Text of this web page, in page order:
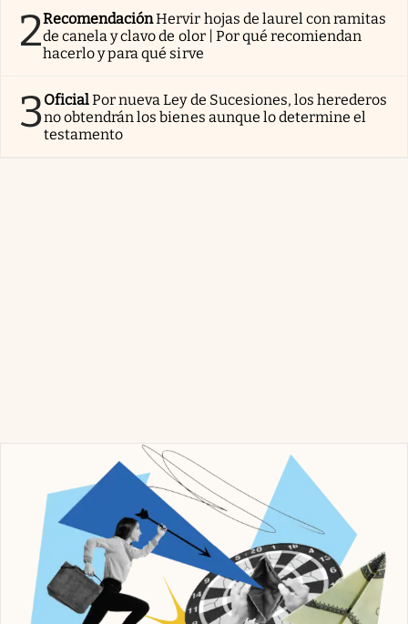
2RecomendaciónHervir hojas de laurel con ramitas
de canela y clavo de olor | Por qué recomiendan
hacerlo y para qué sirve
3OficialPor nueva Ley de Sucesiones, los herederos
no obtendrán los bienes aunque lo determine el
testamento